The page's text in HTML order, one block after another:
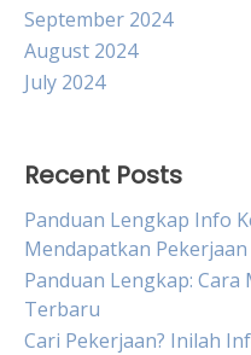
September 2024
August 2024
July 2024
Recent Posts
Panduan Lengkap Info
Mendapatkan
Panduan Lengkap:
Terbaru
Cari Pekerjaan? Inilah